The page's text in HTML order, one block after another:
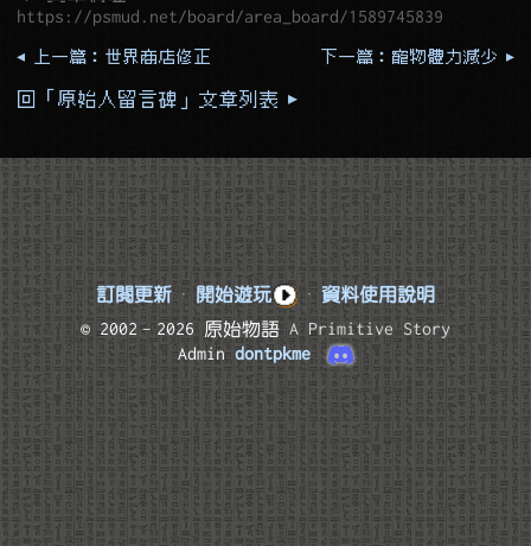
https://psmud.net/board/area_board/1589745839
◂ 上一篇：世界商店修正 下一篇：寵物體力減少 ▸
回「原始人留言碑」文章列表 ▸
訂閱更新 · 開始遊玩 · 資料使用說明
© 2002–2026 原始物語A Primitive Story
Admindontpkme